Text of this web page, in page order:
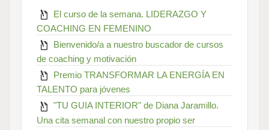
El curso de la semana. LIDERAZGO Y
COACHING EN FEMENINO
Bienvenido/a a nuestro buscador de cursos
de coaching y motivación
Premio TRANSFORMAR LA ENERGÍA EN
TALENTO para jóvenes
"TU GUIA INTERIOR" de Diana Jaramillo.
Una cita semanal con nuestro propio ser